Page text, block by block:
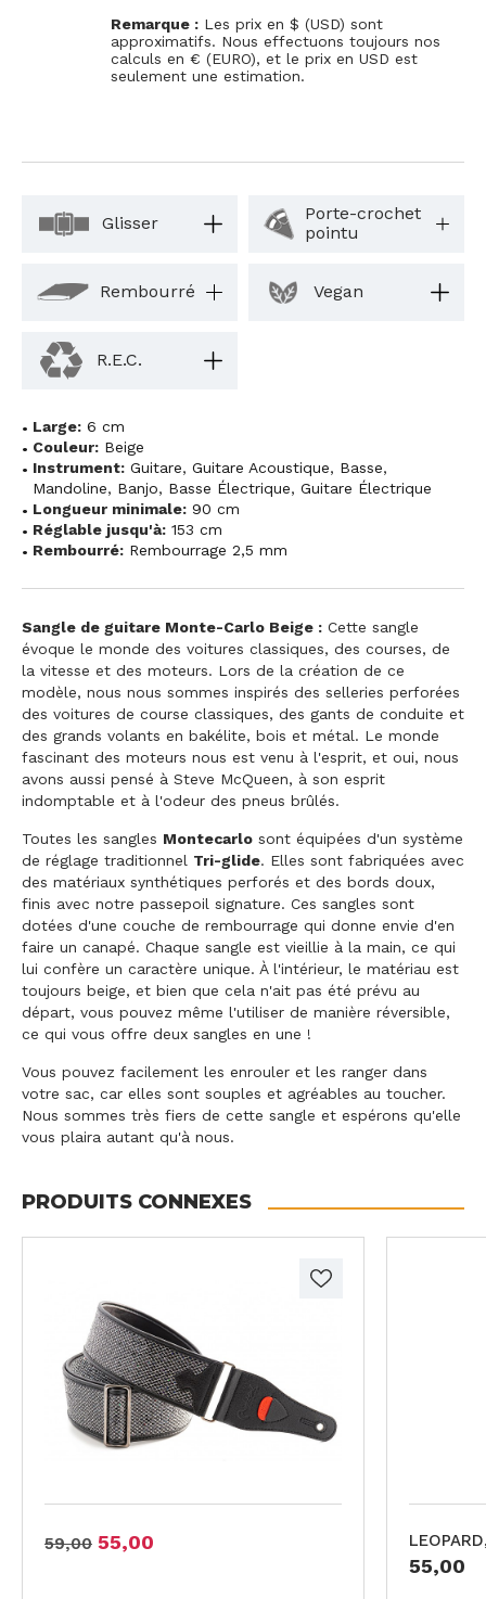
Remarque : Les prix en $ (USD) sont
approximatifs. Nous effectuons toujours nos
calculs en € (EURO), et le prix en USD est
seulement une estimation.
Glisser
Porte-crochet
pointu
Rembourré Vegan
R.E.C.
Large: 6 cm
Couleur: Beige
Instrument: Guitare, Guitare Acoustique, Basse,
Mandoline, Banjo, Basse Électrique, Guitare Électrique
Longueur minimale: 90 cm
Réglable jusqu'à: 153 cm
Rembourré: Rembourrage 2,5 mm
Sangle de guitare Monte-Carlo Beige : Cette sangle
évoque le monde des voitures classiques, des courses, de
la vitesse et des moteurs. Lors de la création de ce
modèle, nous nous sommes inspirés des selleries perforées
des voitures de course classiques, des gants de conduite et
des grands volants en bakélite, bois et métal. Le monde
fascinant des moteurs nous est venu à l'esprit, et oui, nous
avons aussi pensé à Steve McQueen, à son esprit
indomptable et à l'odeur des pneus brûlés.
Toutes les sangles Montecarlo sont équipées d'un système
de réglage traditionnel Tri-glide. Elles sont fabriquées avec
des matériaux synthétiques perforés et des bords doux,
finis avec notre passepoil signature. Ces sangles sont
dotées d'une couche de rembourrage qui donne envie d'en
faire un canapé. Chaque sangle est vieillie à la main, ce qui
lui confère un caractère unique. À l'intérieur, le matériau est
toujours beige, et bien que cela n'ait pas été prévu au
départ, vous pouvez même l'utiliser de manière réversible,
ce qui vous offre deux sangles en une !
Vous pouvez facilement les enrouler et les ranger dans
votre sac, car elles sont souples et agréables au toucher.
Nous sommes très fiers de cette sangle et espérons qu'elle
vous plaira autant qu'à nous.
PRODUITS CONNEXES
59,00 55,00
55,00